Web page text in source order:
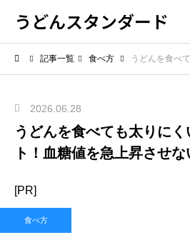
うどんスタンダード
記事一覧 食べ方 うどんを食べても太りに
2026.06.28
うどんを食べても太りに
ト！血糖値を急上昇させな
[PR]
食べ方